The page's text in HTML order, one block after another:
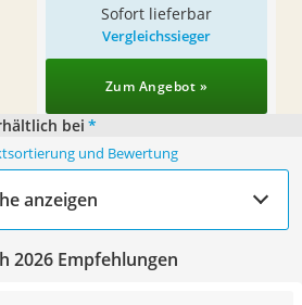
Sofort lieferbar
Vergleichssieger
Zum Angebot »
bei *
und Bewertung
anzeigen
2026 Empfehlungen